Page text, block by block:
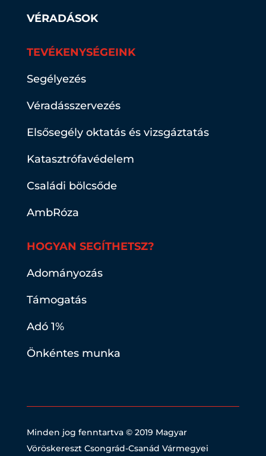
VÉRADÁSOK
TEVÉKENYSÉGEINK
Segélyezés
Véradásszervezés
Elsősegély oktatás és vizsgáztatás
Katasztrófavédelem
Családi bölcsőde
AmbRóza
HOGYAN SEGÍTHETSZ?
Adományozás
Támogatás
Adó 1%
Önkéntes munka
Minden jog fenntartva © 2019 Magyar
Vöröskereszt Csongrád-Csanád Vármegyei